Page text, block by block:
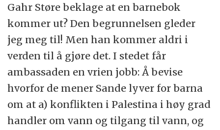
Gahr Støre beklage at en barnebok
kommer ut? Den begrunnelsen gleder
jeg meg til! Men han kommer aldri i
verden til å gjøre det. I stedet får
ambassaden en vrien jobb: Å bevise
hvorfor de mener Sande lyver for barna
om at a) konflikten i Palestina i høy grad
handler om vann og tilgang til vann, og